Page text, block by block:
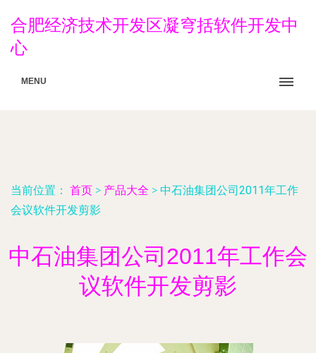
合肥经济技术开发区凝穹括软件开发中
心
MENU
当前位置： 首页 > 产品大全 > 中石油集团公司2011年工作
会议软件开发剪影
中石油集团公司2011年工作会
议软件开发剪影